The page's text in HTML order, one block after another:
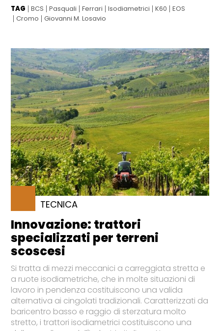
TAG BCS Pasquali Ferrari Isodiametrici K60
EOS
Cromo
Giovanni M. Losavio
TECNICA
Innovazione: trattori
specializzati per terreni
scoscesi
Si tratta di mezzi meccanici a carreggiata stretta e
a ruote isodiametriche, che in molte situazioni di
lavoro in pendenza costituiscono una valida
alternativa ai cingolati tradizionali. Caratterizzati da
baricentro basso e raggio di sterzatura molto
stretto, i trattori isodiametrici costituiscono una